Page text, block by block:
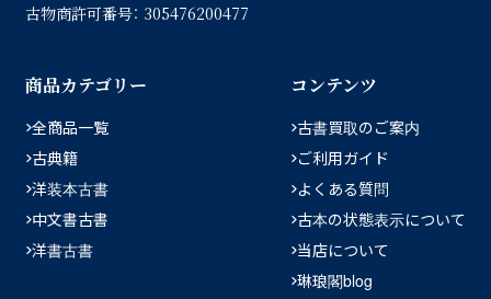
古物商許可番号： 305476200477
商品カテゴリー
全商品一覧
古典籍
洋装本古書
中文書古書
洋書古書
コンテンツ
古書買取のご案内
ご利用ガイド
よくある質問
古本の状態表示について
当店について
琳琅閣blog